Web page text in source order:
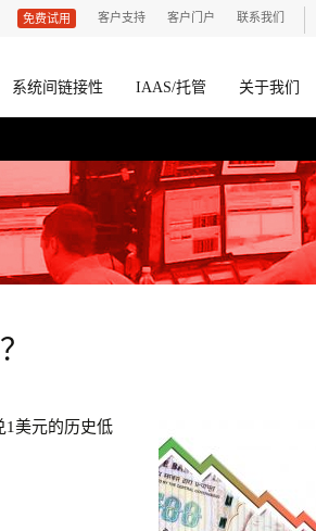
免费试用 客户支持 客户门户 联系我们
系统间链接性 IAAS/托管 关于我们
1美元的历史低